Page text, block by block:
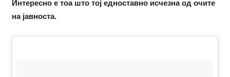
Интересно е тоа што тој едноставно исчезна од очите
на јавноста.